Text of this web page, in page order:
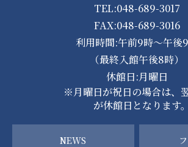
TEL:048-689-3017
FAX:048-689-3016
利用時間:午前9時～午後
（最終入館午後8時）
休館日:月曜日
※月曜日が祝日の場合は、
が休館日となります。
NEWS